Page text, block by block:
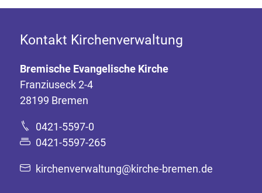
Kontakt Kirchenverwaltung
Bremische Evangelische Kirche
Franziuseck 2-4
28199 Bremen
0421-5597-0
0421-5597-265
kirchenverwaltung@kirche-bremen.de